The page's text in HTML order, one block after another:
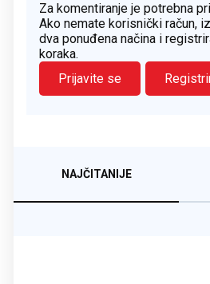
Za komentiranje je potrebna
Ako nemate korisnički račun,
dva ponuđena načina i
koraka.
Prijavite se
NAJČITANIJE